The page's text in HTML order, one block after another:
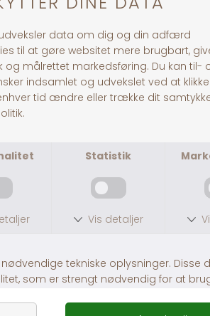
DKK 249,00